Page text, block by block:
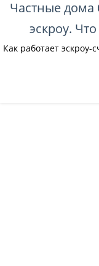
Частные дома
эскроу.
Как работает